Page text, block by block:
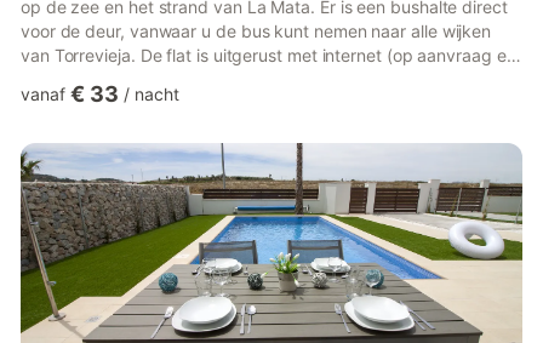
op de zee en het strand van La Mata. Er is een bushalte direct
voor de deur, vanwaar u de bus kunt nemen naar alle wijken
van Torrevieja. De flat is uitgerust met internet (op aanvraag en
slechts 50 meter afstand. De boulevard is ideaal voor lange
bestemming voor reizigers uit de hele wereld en biedt een
breed scala aan bars en restaurants, watersporten en na...
vanaf € 33 / nacht